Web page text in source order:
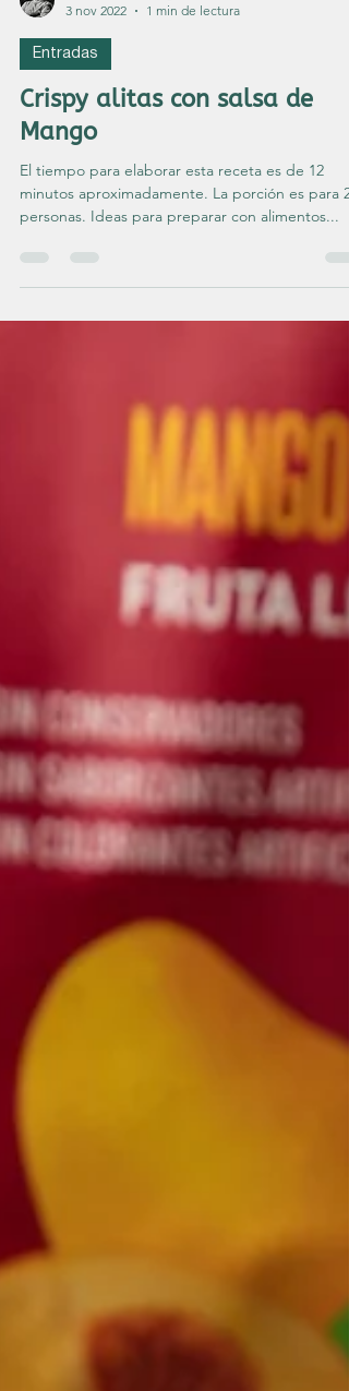
Chef Fernando Aguilar
3 nov 2022
Entradas
Crispy alitas con salsa de
Mango
El tiempo para elaborar esta receta es de 12
personas. Ideas para preparar con alimentos...